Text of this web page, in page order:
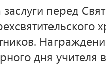
перед
дня учителя